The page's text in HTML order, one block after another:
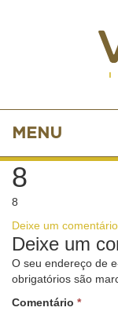
MENU
8
8
Deixe um comentário
Deixe um
O seu endereço de
obrigatórios são
Comentário *